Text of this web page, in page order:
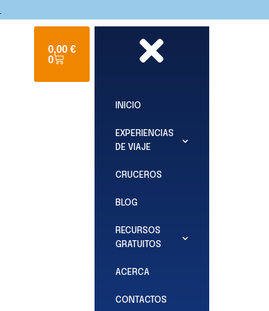
0,00 €
0
INICIO
EXPERIENCIAS
DE VIAJE
CRUCEROS
BLOG
RECURSOS
GRATUITOS
ACERCA
CONTACTOS